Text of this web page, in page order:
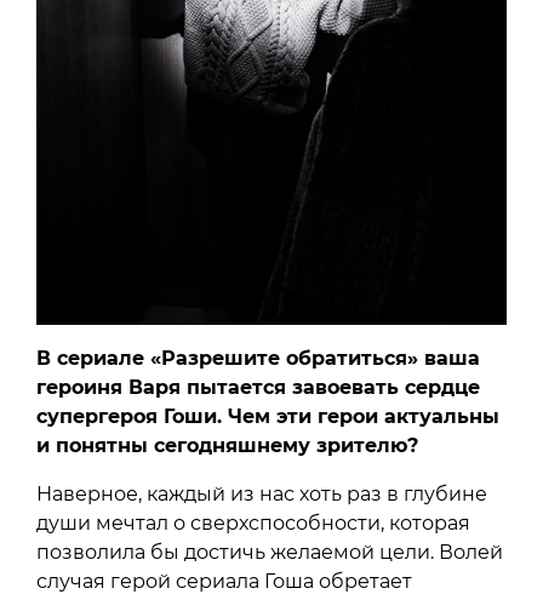
В сериале «Разрешите обратиться» ваша
героиня Варя пытается завоевать сердце
супергероя Гоши. Чем эти герои актуальны
и понятны сегодняшнему зрителю?
Наверное, каждый из нас хоть раз в глубине
души мечтал о сверхспособности, которая
позволила бы достичь желаемой цели. Волей
случая герой сериала Гоша обретает